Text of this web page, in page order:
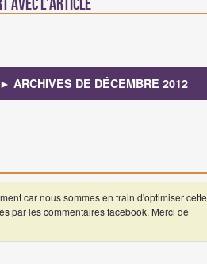
avec l'article
► ARCHIVES DE DÉCEMBRE 2012
car nous sommes en train d'optimiser cette
par les commentaires facebook. Merci de